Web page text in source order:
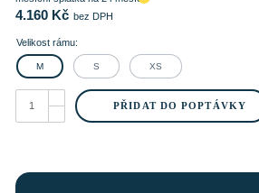
4.160 Kč bez DPH
Velikost rámu:
M S XS
Samedi
Dimanche
PŘIDAT DO POPTÁVKY